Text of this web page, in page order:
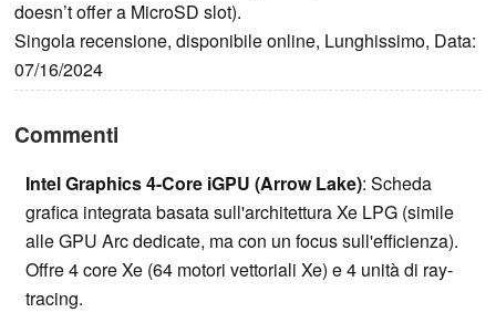
doesn’t offer a MicroSD slot).
Singola recensione, disponibile online, Lunghissimo, Data:
07/16/2024
Commenti
Intel Graphics 4-Core iGPU (Arrow Lake): Scheda
grafica integrata basata sull'architettura Xe LPG (simile
alle GPU Arc dedicate, ma con un focus sull'efficienza).
Offre 4 core Xe (64 motori vettoriali Xe) e 4 unità di ray-
tracing.